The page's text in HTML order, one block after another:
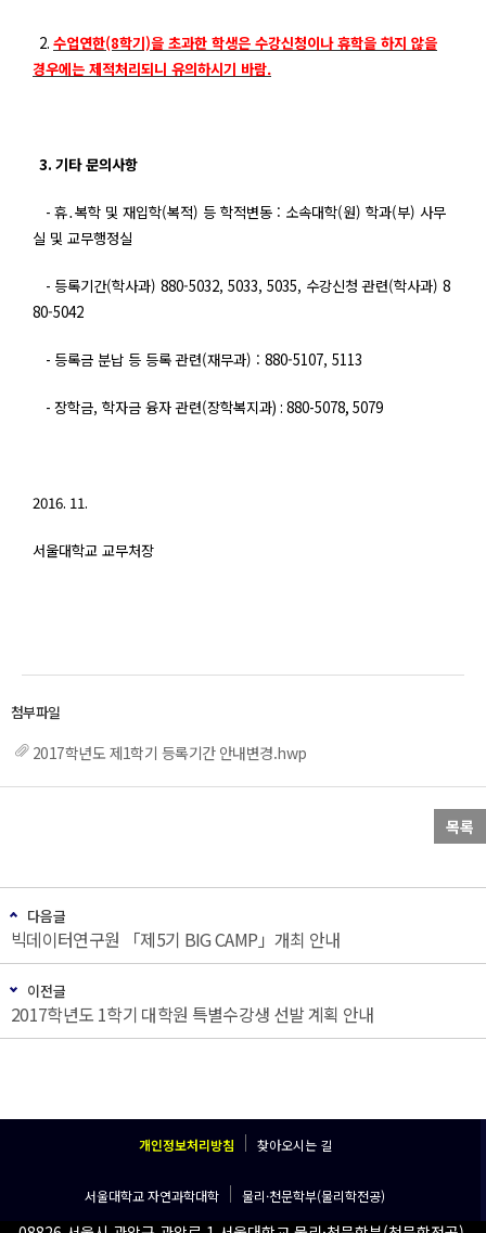
2. 수업연한(8학기)을 초과한 학생은 수강신청이나 휴학을 하지 않을
경우에는 제적처리되니 유의하시기 바람.
3. 기타 문의사항
- 휴․복학 및 재입학(복적) 등 학적변동 : 소속대학(원) 학과(부) 사무
실 및 교무행정실
- 등록기간(학사과) 880-5032, 5033, 5035, 수강신청 관련(학사과) 8
80-5042
- 등록금 분납 등 등록 관련(재무과) : 880-5107, 5113
- 장학금, 학자금 융자 관련(장학복지과) : 880-5078, 5079
2016. 11.
서울대학교 교무처장
2017학년도 제1학기 등록기간 안내변경.hwp
목록
다음글
빅데이터연구원 「제5기 BIG CAMP」개최 안내
이전글
2017학년도 1학기 대학원 특별수강생 선발 계획 안내
개인정보처리방침 찾아오시는 길
서울대학교 자연과학대학 물리·천문학부(물리학전공)